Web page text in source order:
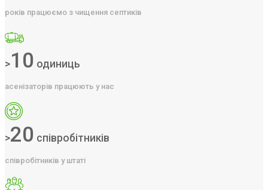
років працюємо з чищення септиків
>10 одиниць
асенізаторів працюють у нас
>20 співробітників
співробітників у штаті